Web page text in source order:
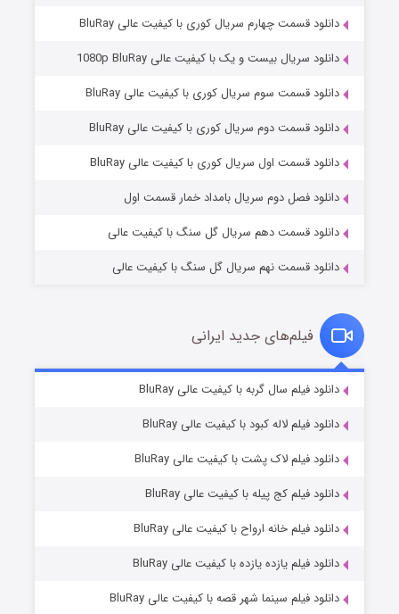
عملیات آپارتمان
قسمت۲ (زیرنویس) منتشر شد
قسمت۲ (زیرنویس) منتشر شد
دانلود قسمت چهارم سریال کوری با کیفیت عالی BluRay
دانلود سریال بیست و یک با کیفیت عالی 1080p BluRay
دانلود قسمت سوم سریال کوری با کیفیت عالی BluRay
دانلود قسمت دوم سریال کوری با کیفیت عالی BluRay
دانلود قسمت اول سریال کوری با کیفیت عالی BluRay
دانلود فصل دوم سریال بامداد خمار قسمت اول
دانلود قسمت دهم سریال گل سنگ با کیفیت عالی
دانلود قسمت نهم سریال گل سنگ با کیفیت عالی
فیلم‌های جدید ایرانی
دانلود فیلم سال گربه با کیفیت عالی BluRay
دانلود فیلم لاله کبود با کیفیت عالی BluRay
دانلود فیلم لاک پشت با کیفیت عالی BluRay
دانلود فیلم کج‌ پیله با کیفیت عالی BluRay
دانلود فیلم خانه ارواح با کیفیت عالی BluRay
دانلود فیلم یازده یازده با کیفیت عالی BluRay
دانلود فیلم سینما شهر قصه با کیفیت عالی BluRay